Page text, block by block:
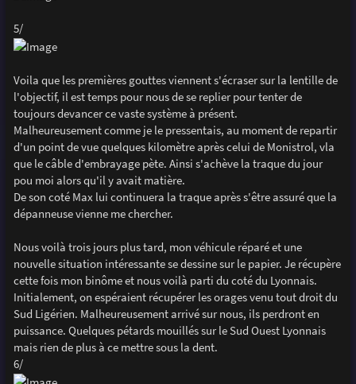
5/
Voila que les premières gouttes viennent s'écraser sur la lentille de
l'objectif, il est temps pour nous de se replier pour tenter de
toujours devancer ce vaste système à présent.
Malheureusement comme je le pressentais, au moment de repartir
d'un point de vue quelques kilomètre après celui de Monistrol, vla
que le câble d'embrayage pète. Ainsi s'achève la traque du jour
pou moi alors qu'il y avait matière.
De son coté Max lui continuera la traque après s'être assuré que la
dépanneuse vienne me chercher.
Nous voilà trois jours plus tard, mon véhicule réparé et une
nouvelle situation intéressante se dessine sur le papier. Je récupère
cette fois mon binôme et nous voilà parti du coté du Lyonnais.
Initialement, on espéraient récupérer les orages venu tout droit du
Sud Ligérien. Malheureusement arrivé sur nous, ils perdront en
puissance. Quelques pétards mouillés sur le Sud Ouest Lyonnais
mais rien de plus à ce mettre sous la dent.
6/